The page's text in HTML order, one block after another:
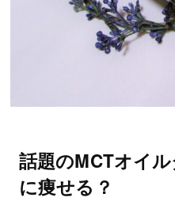
話題のMCTオイ
に痩せる？